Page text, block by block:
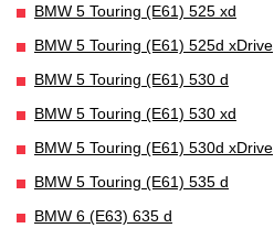
BMW 5 Touring (E61) 525 xd
BMW 5 Touring (E61) 525d xDrive
BMW 5 Touring (E61) 530 d
BMW 5 Touring (E61) 530 xd
BMW 5 Touring (E61) 530d xDrive
BMW 5 Touring (E61) 535 d
BMW 6 (E63) 635 d